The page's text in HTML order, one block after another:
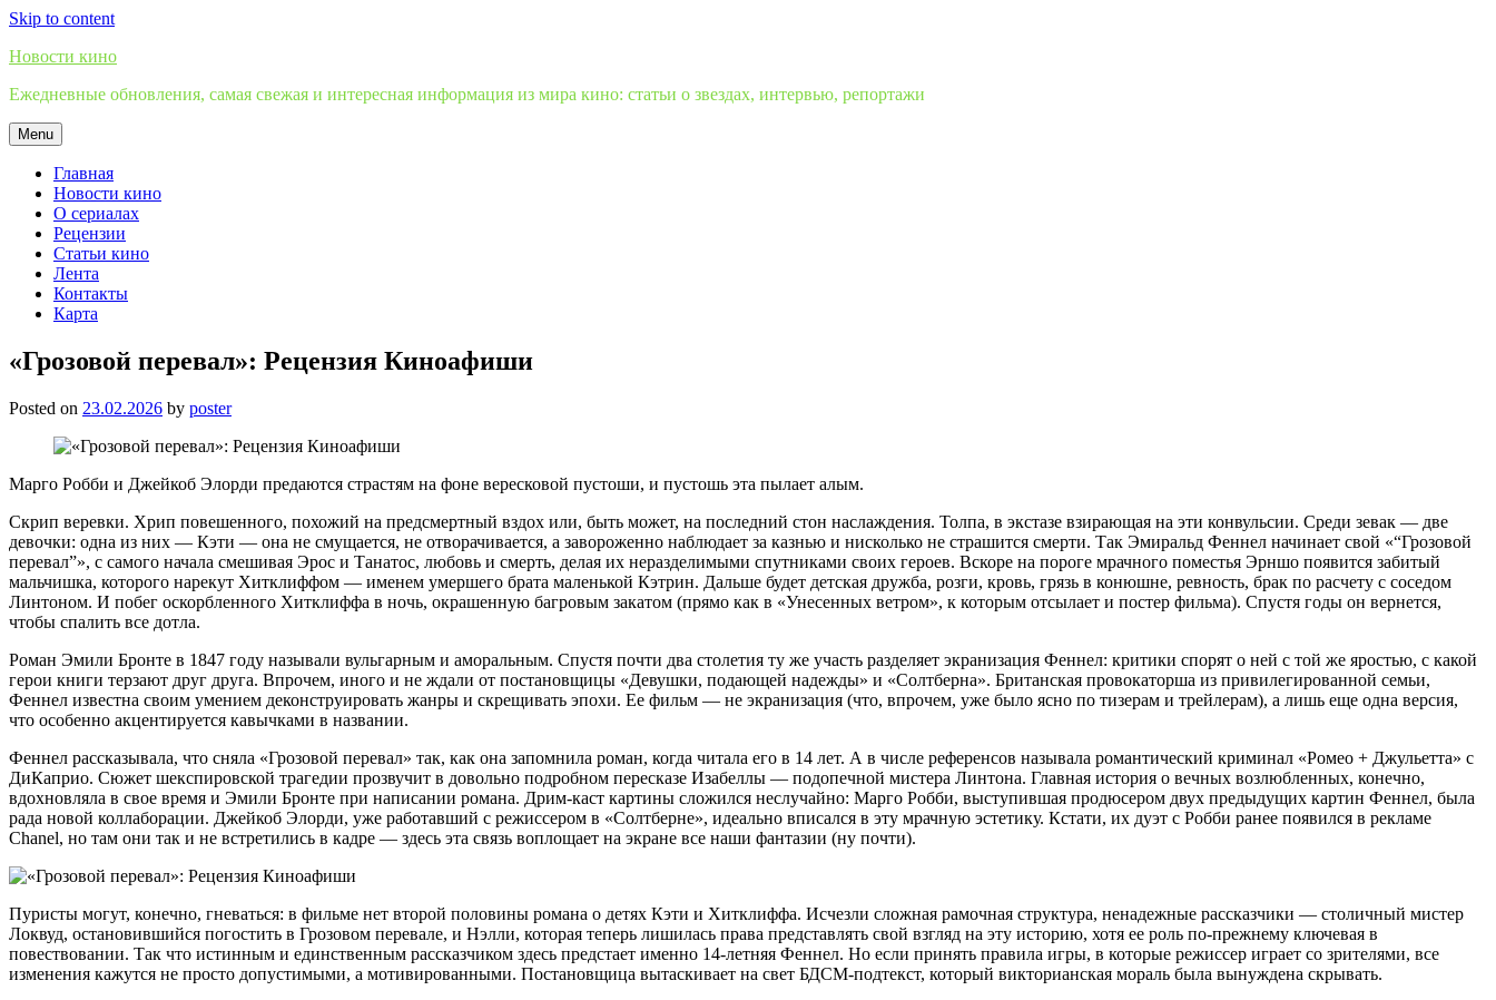
Skip to content
Новости кино
Ежедневные обновления, самая свежая и интересная информация из мира кино: статьи о звездах, интервью, репортажи
Menu
Главная
Новости кино
О сериалах
Рецензии
Статьи кино
Лента
Контакты
Карта
«Грозовой перевал»: Рецензия Киноафиши
Posted on 23.02.2026 by poster
Марго Робби и Джейкоб Элорди предаются страстям на фоне вересковой пустоши, и пустошь эта пылает алым.
Скрип веревки. Хрип повешенного, похожий на предсмертный вздох или, быть может, на последний стон наслаждения. Толпа, в экстазе взирающая на эти конвульсии. Среди зевак — две
девочки: одна из них — Кэти — она не смущается, не отворачивается, а завороженно наблюдает за казнью и нисколько не страшится смерти. Так Эмиральд Феннел начинает свой «“Грозовой
перевал”», с самого начала смешивая Эрос и Танатос, любовь и смерть, делая их неразделимыми спутниками своих героев. Вскоре на пороге мрачного поместья Эрншо появится забитый
мальчишка, которого нарекут Хитклиффом — именем умершего брата маленькой Кэтрин. Дальше будет детская дружба, розги, кровь, грязь в конюшне, ревность, брак по расчету с соседом
Линтоном. И побег оскорбленного Хитклиффа в ночь, окрашенную багровым закатом (прямо как в «Унесенных ветром», к которым отсылает и постер фильма). Спустя годы он вернется,
чтобы спалить все дотла.
Роман Эмили Бронте в 1847 году называли вульгарным и аморальным. Спустя почти два столетия ту же участь разделяет экранизация Феннел: критики спорят о ней с той же яростью, с какой
герои книги терзают друг друга. Впрочем, иного и не ждали от постановщицы «Девушки, подающей надежды» и «Солтберна». Британская провокаторша из привилегированной семьи,
Феннел известна своим умением деконструировать жанры и скрещивать эпохи. Ее фильм — не экранизация (что, впрочем, уже было ясно по тизерам и трейлерам), а лишь еще одна версия,
что особенно акцентируется кавычками в названии.
Феннел рассказывала, что сняла «Грозовой перевал» так, как она запомнила роман, когда читала его в 14 лет. А в числе референсов называла романтический криминал «Ромео + Джульетта» с
ДиКаприо. Сюжет шекспировской трагедии прозвучит в довольно подробном пересказе Изабеллы — подопечной мистера Линтона. Главная история о вечных возлюбленных, конечно,
вдохновляла в свое время и Эмили Бронте при написании романа. Дрим-каст картины сложился неслучайно: Марго Робби, выступившая продюсером двух предыдущих картин Феннел, была
рада новой коллаборации. Джейкоб Элорди, уже работавший с режиссером в «Солтберне», идеально вписался в эту мрачную эстетику. Кстати, их дуэт с Робби ранее появился в рекламе
Chanel, но там они так и не встретились в кадре — здесь эта связь воплощает на экране все наши фантазии (ну почти).
Пуристы могут, конечно, гневаться: в фильме нет второй половины романа о детях Кэти и Хитклиффа. Исчезли сложная рамочная структура, ненадежные рассказчики — столичный мистер
Локвуд, остановившийся погостить в Грозовом перевале, и Нэлли, которая теперь лишилась права представлять свой взгляд на эту историю, хотя ее роль по-прежнему ключевая в
повествовании. Так что истинным и единственным рассказчиком здесь предстает именно 14-летняя Феннел. Но если принять правила игры, в которые режиссер играет со зрителями, все
изменения кажутся не просто допустимыми, а мотивированными. Постановщица вытаскивает на свет БДСМ-подтекст, который викторианская мораль была вынуждена скрывать.